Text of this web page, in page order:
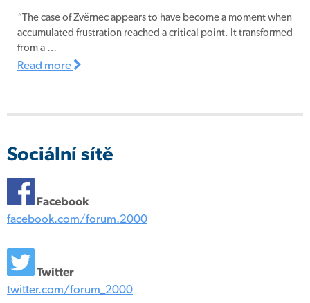
“The case of Zvërnec appears to have become a moment when
accumulated frustration reached a critical point. It transformed
from a …
Read more
Sociální sítě
Facebook
facebook.com/forum.2000
Twitter
twitter.com/forum_2000